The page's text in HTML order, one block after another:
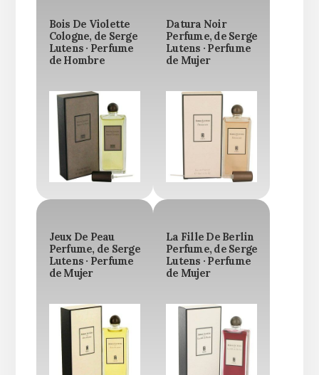
Bois De Violette
Cologne, de Serge
Lutens · Perfume
de Hombre
Datura Noir
Perfume, de Serge
Lutens · Perfume
de Mujer
Jeux De Peau
Perfume, de Serge
Lutens · Perfume
de Mujer
La Fille De Berlin
Perfume, de Serge
Lutens · Perfume
de Mujer